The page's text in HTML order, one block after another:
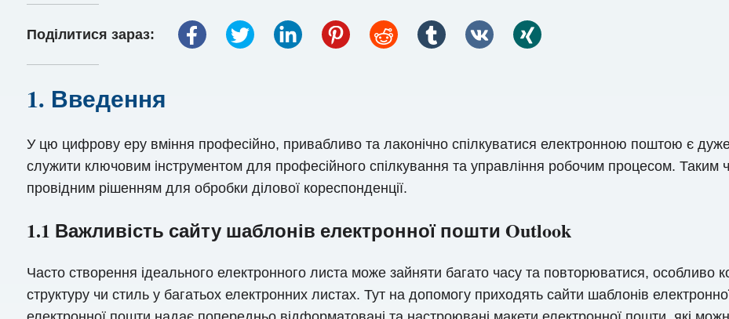
Поділитися зараз:
1. Введення
У цю цифрову еру вміння професійно, привабливо та лаконічно спілкуватися електронною поштою є
служити ключовим інструментом для професійного спілкування та управління робочим процесом.
провідним рішенням для обробки ділової кореспонденції.
1.1 Важливість сайту шаблонів електронної пошти Outlook
Часто створення ідеального електронного листа може зайняти багато часу та повторюватися, особливо
структуру чи стиль у багатьох електронних листах. Тут на допомогу приходять сайти шаблонів